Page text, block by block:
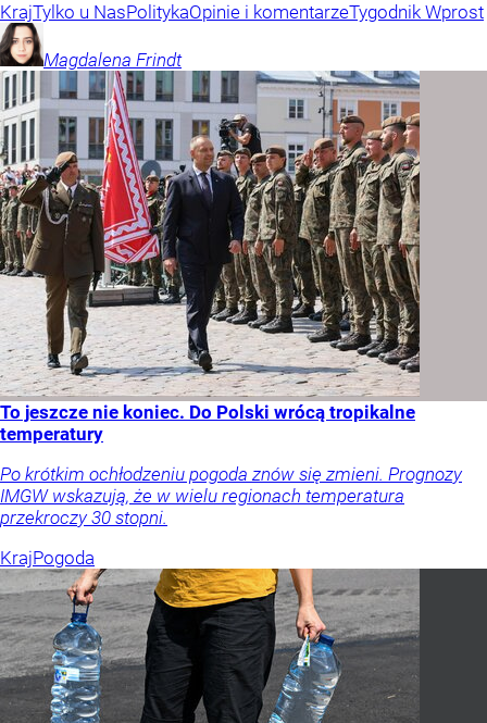
KrajTylko u NasPolitykaOpinie i komentarzeTygodnik Wprost
Magdalena Frindt
To jeszcze nie koniec. Do Polski wrócą tropikalne
temperatury
Po krótkim ochłodzeniu pogoda znów się zmieni. Prognozy
IMGW wskazują, że w wielu regionach temperatura
przekroczy 30 stopni.
KrajPogoda